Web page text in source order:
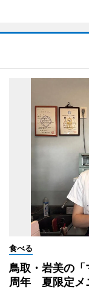
食べる
鳥取・岩美の
周年 夏限定メ